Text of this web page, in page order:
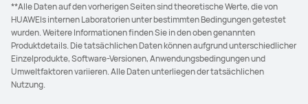
**Alle Daten auf den vorherigen Seiten sind theoretische Werte, die von
HUAWEIs internen Laboratorien unter bestimmten Bedingungen getestet
wurden. Weitere Informationen finden Sie in den oben genannten
Produktdetails. Die tatsächlichen Daten können aufgrund unterschiedlicher
Einzelprodukte, Software-Versionen, Anwendungsbedingungen und
Umweltfaktoren variieren. Alle Daten unterliegen der tatsächlichen
Nutzung.